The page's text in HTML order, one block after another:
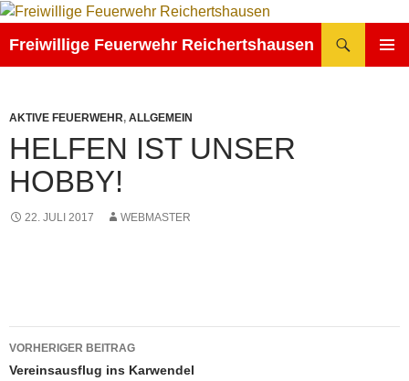
Zum
springen
Freiwillige Feuerwehr Reichertshausen
AKTIVE FEUERWEHR, ALLGEMEIN
HELFEN IST UNSER
HOBBY!
22. JULI 2017 WEBMASTER
Beitragsnavigation
VORHERIGER BEITRAG
Vereinsausflug ins Karwendel